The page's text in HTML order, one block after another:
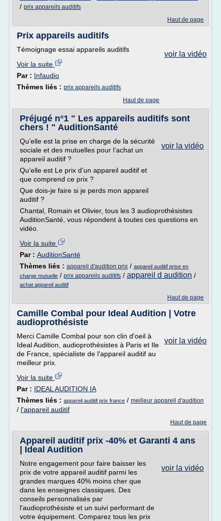
/ prix appareils auditifs
Haut de page
Prix appareils auditifs
voir la vidéo
Témoignage essai appareils auditifs
Voir la suite
Par : Infaudio
Thèmes liés : prix appareils auditifs
Haut de page
Préjugé n°1 " Les appareils auditifs sont
chers ! " AuditionSanté
voir la vidéo
Qu’elle est la prise en charge de la sécurité
sociale et des mutuelles pour l’achat un
appareil auditif ?
Qu’elle est Le prix d’un appareil auditif et
que comprend ce prix ?
Que dois-je faire si je perds mon appareil
auditif ?
Chantal, Romain et Olivier, tous les 3 audioprothésistes
AuditionSanté, vous répondent à toutes ces questions en
vidéo.
Voir la suite
Par : AuditionSanté
Thèmes liés : appareil d'audition prix / appareil auditif prise en
charge mutuelle / prix appareils auditifs / appareil d audition /
achat appareil auditif
Haut de page
Camille Combal pour Ideal Audition | Votre
audioprothésiste
voir la vidéo
Merci Camille Combal pour son clin d'oeil à
Ideal Audition, audioprothésistes à Paris et Ile
de France, spécialiste de l'appareil auditif au
meilleur prix.
Voir la suite
Par : IDEAL AUDITION IA
Thèmes liés : appareil auditif prix france / meilleur appareil d'audition
/ l'appareil auditif
Haut de page
Appareil auditif prix -40% et Garanti 4 ans
| Ideal Audition
voir la vidéo
Notre engagement pour faire baisser les
prix de votre appareil auditif parmi les
grandes marques 40% moins cher que
dans les enseignes classiques. Des
conseils personnalisés par
l'audioprothésiste et un suivi performant de
votre équipement. Comparez tous les prix